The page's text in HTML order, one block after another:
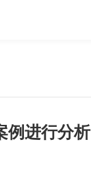
例进行分析